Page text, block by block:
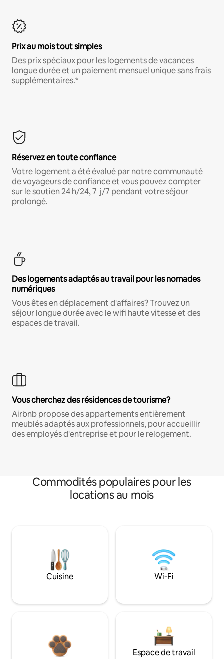
Prix au mois tout simples
Des prix spéciaux pour les logements de vacances
longue durée et un paiement mensuel unique sans frais
supplémentaires.*
Réservez en toute confiance
Votre logement a été évalué par notre communauté
de voyageurs de confiance et vous pouvez compter
sur le soutien 24 h/24, 7 j/7 pendant votre séjour
prolongé.
Des logements adaptés au travail pour les nomades
numériques
Vous êtes en déplacement d'affaires? Trouvez un
séjour longue durée avec le wifi haute vitesse et des
espaces de travail.
Vous cherchez des résidences de tourisme?
Airbnb propose des appartements entièrement
meublés adaptés aux professionnels, pour accueillir
des employés d'entreprise et pour le relogement.
Commodités populaires pour les
locations au mois
Cuisine Wi-Fi
Espace de travail